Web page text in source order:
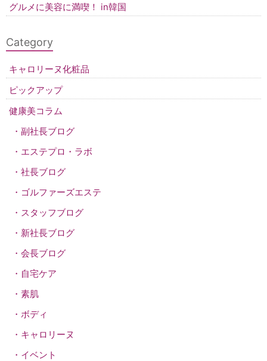
グルメに美容に満喫！ in韓国
Category
キャロリーヌ化粧品
ピックアップ
健康美コラム
副社長ブログ
エステプロ・ラボ
社長ブログ
ゴルファーズエステ
スタッフブログ
新社長ブログ
会長ブログ
自宅ケア
素肌
ボディ
キャロリーヌ
イベント